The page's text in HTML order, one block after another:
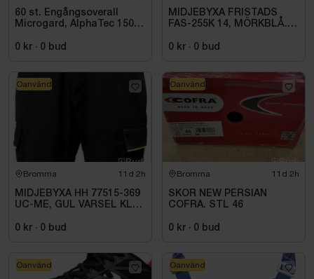
60 st. Engångsoverall
Microgard, AlphaTec 1500
0 kr · 0 bud
MIDJEBYXA FRISTADS
FAS-255K 14, MÖRKBLÅ.
0 kr · 0 bud
Bromma 11d 2h
MIDJEBYXA HH 77515-369
UC-ME, GUL VARSEL KL1.
0 kr · 0 bud
Oanvänd
Bromma 11d 2h
SKOR NEW PERSIAN
COFRA. STL 46
0 kr · 0 bud
Oanvänd
Oanvänd Oanvänd